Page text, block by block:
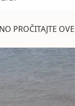
PROČITAJTE